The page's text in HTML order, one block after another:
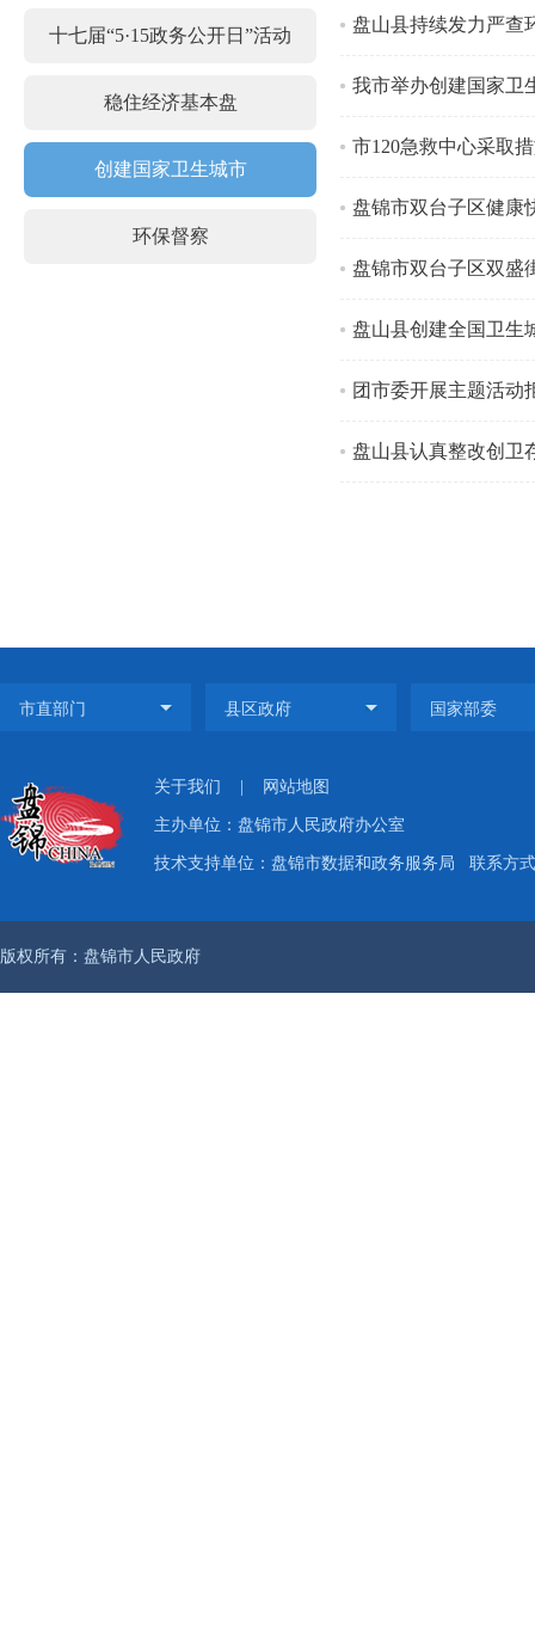
十七届“5·15政务公开日”活动
稳住经济基本盘
创建国家卫生城市
环保督察
盘山县持续发力严查
我市举办创建国家卫
市120急救中心采取
盘锦市双台子区健康
盘锦市双台子区双盛
盘山县创建全国卫生
团市委开展主题活动
盘山县认真整改创卫
关于我们 网站地图
主办单位：盘锦市人民政府办公室
技术支持单位：盘锦市数据和政务服务局 联系方
版权所有：盘锦市人民政府